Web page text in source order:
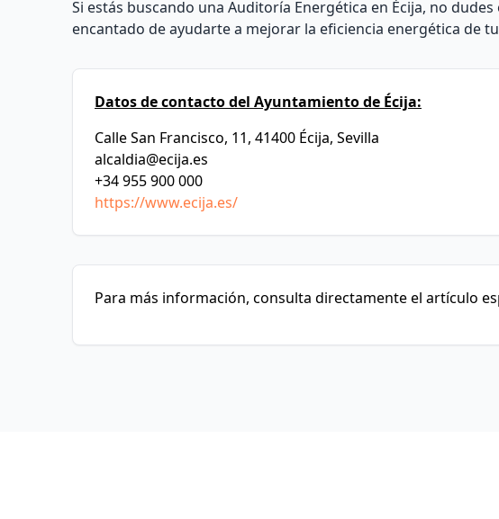
Si estás buscando una Auditoría Energética en Écija, no
encantado de ayudarte a mejorar la eficiencia energética de
Datos de contacto del Ayuntamiento de Écija:
Calle San Francisco, 11, 41400 Écija, Sevilla
alcaldia@ecija.es
+34 955 900 000
https://www.ecija.es/
Para más información, consulta directamente el artículo